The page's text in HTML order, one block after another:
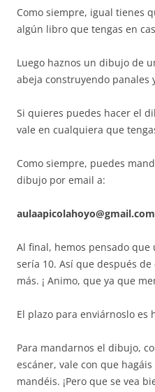
Como siempre, igual tienes
algún libro que tengas en
Luego haznos un dibujo de
abeja construyendo panales
Si quieres puedes hacer el
vale en cualquiera que
Como siempre, puedes
dibujo por email a:
aulaapicolahoyo@gmail.com
Al final, hemos pensado
sería 10. Así que después
más. ¡ Animo, que ya que
El plazo para enviárnoslo es
Para mandarnos el dibujo,
escáner, vale con que
mandéis. ¡Pero que se vea